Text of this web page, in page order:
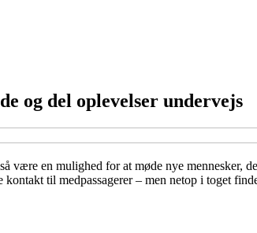
og del oplevelser undervejs
en mulighed for at møde nye mennesker,
til medpassagerer – men netop i toget